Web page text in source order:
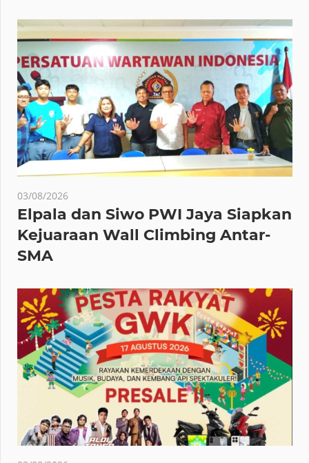
03/08/2026
Elpala dan Siwo PWI Jaya Siapkan
Kejuaraan Wall Climbing Antar-
SMA